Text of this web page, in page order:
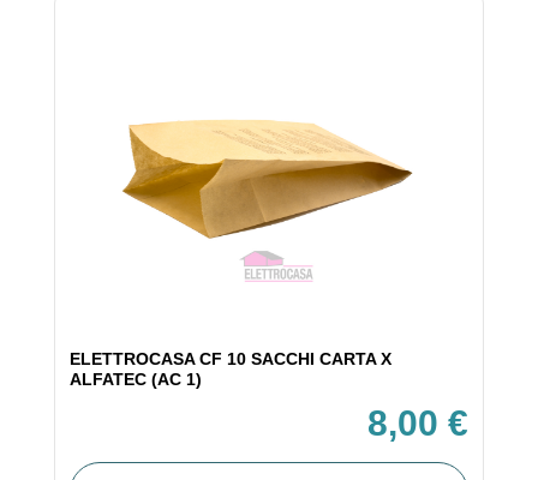
ELETTROCASA CF 10 SACCHI CARTA X
ALFATEC (AC 1)
8,00 €